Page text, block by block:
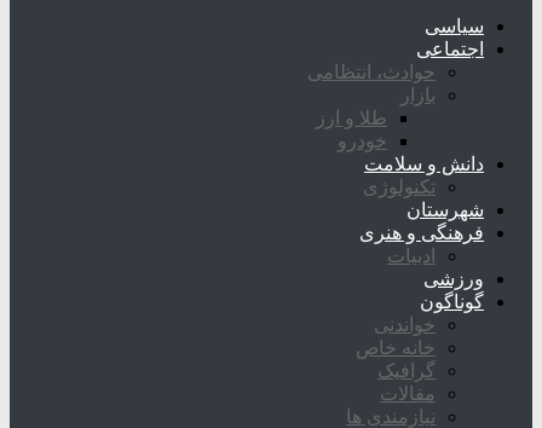
سیاسی
اجتماعی
حوادث، انتظامی
بازار
طلا و ارز
خودرو
دانش و سلامت
تکنولوژی
شهرستان
فرهنگی و هنری
ادبیات
ورزشی
گوناگون
خواندنی
خانه خاص
گرافیک
مقالات
نیازمندی ها